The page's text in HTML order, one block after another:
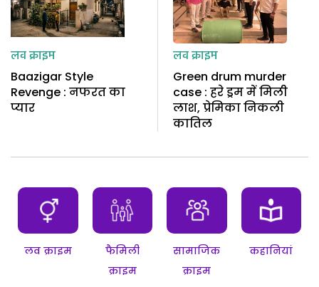
लव क्राइम
Baazigar Style
Revenge : नफरत का
प्यार
लव क्राइम
Green drum murder
case : हरे ड्रम में मिली
लाश, प्रेमिका निकली
कातिल
लव क्राइम
फैमिली
क्राइम
सामाजिक
क्राइम
कहानियां